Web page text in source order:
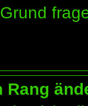
Rang